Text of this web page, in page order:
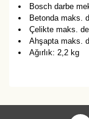
Bosch darbe
Betonda maks.
Çelikte maks.
Ahşapta maks.
Ağırlık: 2,2 kg